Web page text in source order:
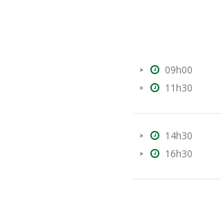
09h00
11h30
14h30
16h30